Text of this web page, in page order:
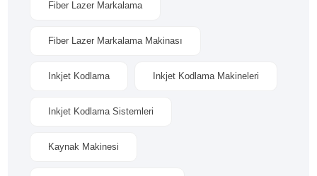
Fiber Lazer Markalama
Fiber Lazer Markalama Makinası
Inkjet Kodlama Inkjet Kodlama Makineleri
Inkjet Kodlama Sistemleri
Kaynak Makinesi